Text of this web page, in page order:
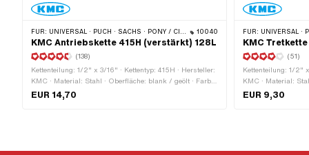
FÜR: UNIVERSAL · PUCH · SACHS · PONY / CILO (BETA 521 & 512) · ZÜNDAPP BELMONDO · TOMOS · BYE BIKE · ALPA CHOPPER / TURBO · CILO 10040
KMC Antriebskette 415H (verstärkt) 128L
(138)
Kettenteilung: 1/2" x 3/16" · Kettentyp: 415H · Hersteller:
KMC · Material: Stahl · Oberfläche: blank / geölt · Farbe:
grau · Abrollumfang: 1626 mm · Anzahl Kettenglieder:
EUR 14,70
FÜR: UNIVERSAL · PUCH · SACHS · PONY / CILO
KMC Tretkette
(51)
Kettenteilung: 1/2"
KMC · Material:
grau ·
EUR 9,30